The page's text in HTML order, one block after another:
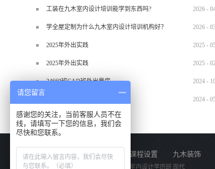
学的话调节气氛，让我们上课
工装在九木室内设计培训能学到东西吗? 2026 -
学全屋定制为什么九木室内设计培训机构好？ 2026 -
2025年外出实践 2025 -
2025年外出实践 2025 -
24669班CAD班外出量房 2024 -
2024 -
关于我们 课程设置
室内设计学历班
九木装饰
现代
请您留言
感谢您的关注，当前客服人员不在
线，请填写一下您的信息，我们会
尽快和您联系。